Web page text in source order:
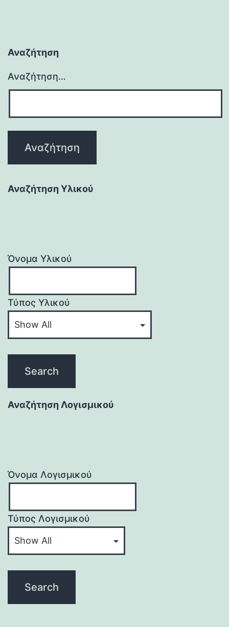
Αναζήτηση
Αναζήτηση…
Αναζήτηση Υλικού
Όνομα Υλικού
Τύπος Υλικού
Αναζήτηση Λογισμικού
Όνομα Λογισμικού
Τύπος Λογισμικού